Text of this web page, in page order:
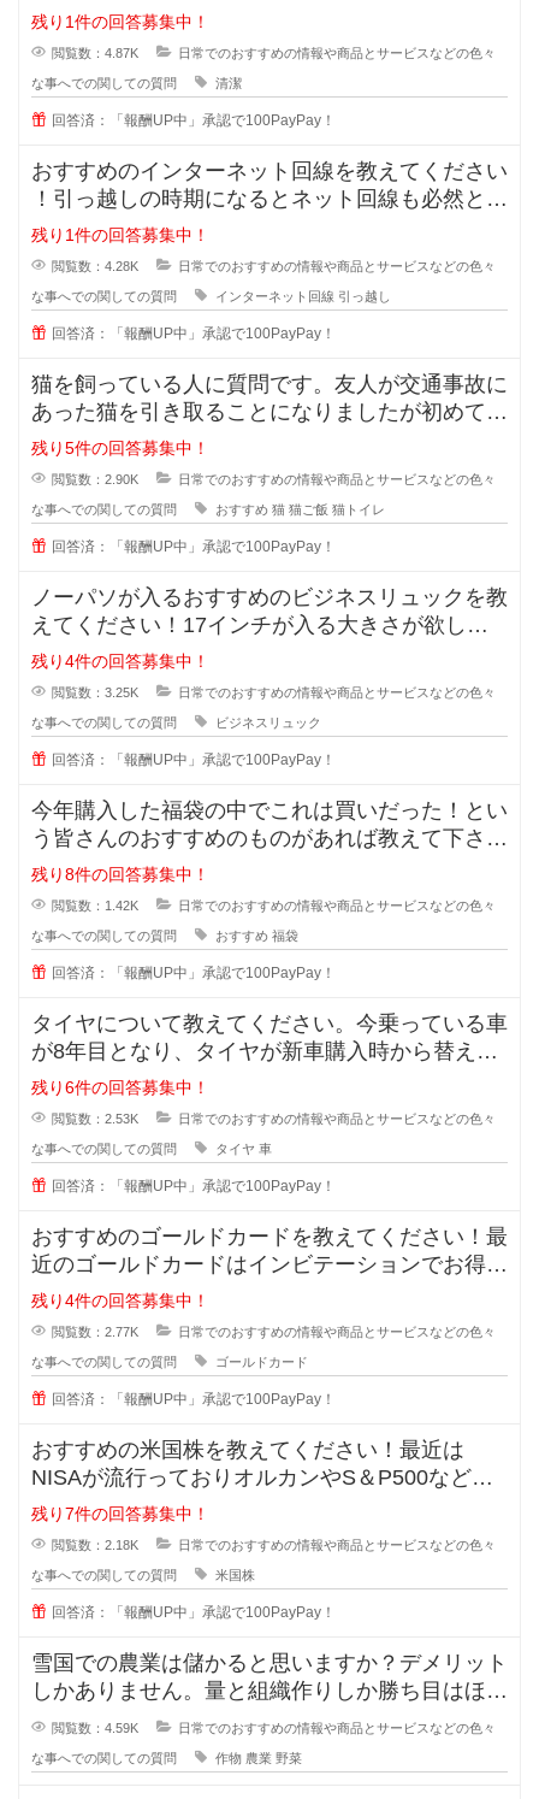
立っています。いわゆるいちごバナ
残り1件の回答募集中！
閲覧数：4.87K 日常でのおすすめの情報や商品とサービスなどの色々
な事へでの関しての質問 清潔
回答済：「報酬UP中」承認で100PayPay！
おすすめのインターネット回線を教えてください
！引っ越しの時期になるとネット回線も必然と変
えようかなと思いますよね！
残り1件の回答募集中！
閲覧数：4.28K 日常でのおすすめの情報や商品とサービスなどの色々
な事へでの関しての質問 インターネット回線 引っ越し
回答済：「報酬UP中」承認で100PayPay！
猫を飼っている人に質問です。友人が交通事故に
あった猫を引き取ることになりましたが初めて猫
を育てることになったそうで、ご飯
残り5件の回答募集中！
閲覧数：2.90K 日常でのおすすめの情報や商品とサービスなどの色々
な事へでの関しての質問 おすすめ 猫 猫ご飯 猫トイレ
回答済：「報酬UP中」承認で100PayPay！
ノーパソが入るおすすめのビジネスリュックを教
えてください！17インチが入る大きさが欲しい
です。ノーパソだけ入るものでもい
残り4件の回答募集中！
閲覧数：3.25K 日常でのおすすめの情報や商品とサービスなどの色々
な事へでの関しての質問 ビジネスリュック
回答済：「報酬UP中」承認で100PayPay！
今年購入した福袋の中でこれは買いだった！とい
う皆さんのおすすめのものがあれば教えて下さ
い。今まで購入したことがあるのはジ
残り8件の回答募集中！
閲覧数：1.42K 日常でのおすすめの情報や商品とサービスなどの色々
な事へでの関しての質問 おすすめ 福袋
回答済：「報酬UP中」承認で100PayPay！
タイヤについて教えてください。今乗っている車
が8年目となり、タイヤが新車購入時から替えて
いません。スリップサインが出てき
残り6件の回答募集中！
閲覧数：2.53K 日常でのおすすめの情報や商品とサービスなどの色々
な事へでの関しての質問 タイヤ 車
回答済：「報酬UP中」承認で100PayPay！
おすすめのゴールドカードを教えてください！最
近のゴールドカードはインビテーションでお得に
持てると知ったのですが、種類が多
残り4件の回答募集中！
閲覧数：2.77K 日常でのおすすめの情報や商品とサービスなどの色々
な事へでの関しての質問 ゴールドカード
回答済：「報酬UP中」承認で100PayPay！
おすすめの米国株を教えてください！最近は
NISAが流行っておりオルカンやS＆P500などが
主流ですが、皆が同じものに投資
残り7件の回答募集中！
閲覧数：2.18K 日常でのおすすめの情報や商品とサービスなどの色々
な事へでの関しての質問 米国株
回答済：「報酬UP中」承認で100PayPay！
雪国での農業は儲かると思いますか？デメリット
しかありません。量と組織作りしか勝ち目はほと
んどありません。場所の取り合いは
閲覧数：4.59K 日常でのおすすめの情報や商品とサービスなどの色々
な事へでの関しての質問 作物 農業 野菜